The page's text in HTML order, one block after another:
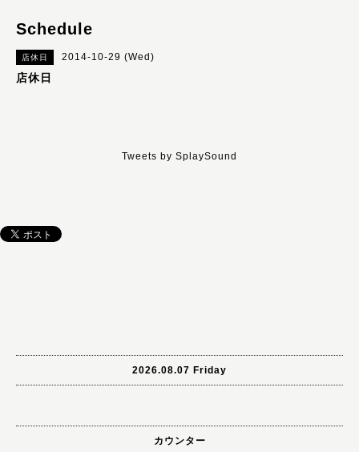
Schedule
店休日 2014-10-29 (Wed)
店休日
Tweets by SplaySound
2026.08.07 Friday
カウンター